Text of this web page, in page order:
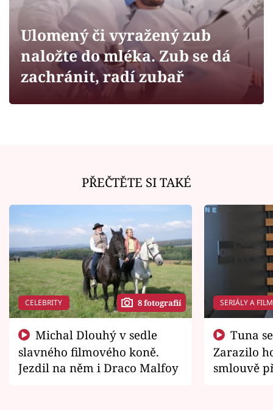
Sledujte prima+
Filmový festival Karlovy Vary
Sledujte nás
Ulomený či vyražený zub
naložte do mléka. Zub se dá
zachránit, radí zubař
PŘEČTĚTE SI TAKÉ
CELEBRITY 8 fotografií
slavného filmového koně.
Jezdil na něm i Draco Malfoy
SERIÁLY A
Zarazilo
smlouvě